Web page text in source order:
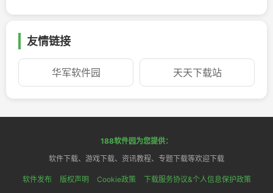
友情链接
华军软件园 天天下载站
188软件园为您提供：
软件下载、游戏下载、资讯教程、专题下载等欢迎下载
软件发布 版权声明 Cookie政策 下载服务协议&个人信息保护政策